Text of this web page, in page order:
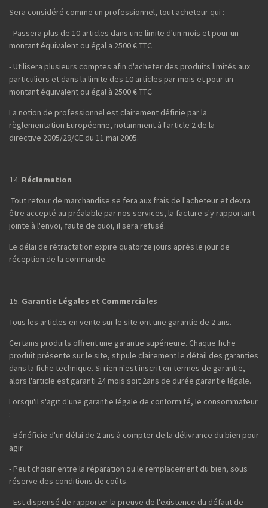
Sera considéré comme un professionnel, tout acheteur qui :
- Passera plus de 10 articles dans une limite d'un mois et pour un
montant équivalent ou égal a 2500 € TTC
- Utilisera plusieurs comptes afin d'acheter des produits limités aux
particuliers et dans la limite des 10 articles par mois et pour un
montant équivalent ou égal à 2500 € TTC
La notion de professionnel est clairement définie par la
règlementation Européenne, notamment à l'article 2 de la
directive 2005/29/CE du 11 mai 2005.
Réclamation
Tout retour de marchandise se fera aux frais de l'acheteur et devra
être accepté au préalable par nos services, la facture s'y rapportant
jointe à l'envoi, faute de quoi, il sera refusé.
Le délai de rétractation expire quatorze jours après le jour de
réception de la commande.
Garantie Légales et Commerciales
Tous les articles en vente sur le site ont une garantie de 2 ans.
Certains produits offrent une garantie supérieure. Chaque fiche
produit présente sur le site, stipule clairement le détail des garanties
dans la fiche technique. Si rien n'est inscrit en termes de garantie,
alors l'article est garanti 24 mois soit 2ans de durée garantie légale.
Lorsqu'il s'agit d'une garantie légale de conformité, le consommateur
:
- Bénéficie d'un délai de 2 ans à compter de la délivrance du bien pour
agir.
- Peut choisir entre la réparation ou le remplacement du bien, sous
réserve des conditions de coûts.
- Est dispensé de rapporter la preuve de l'existence du défaut de